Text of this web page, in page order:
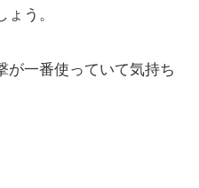
う。
が一番使っていて気持ち